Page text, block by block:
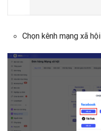
Chọn kênh mạng xã hội